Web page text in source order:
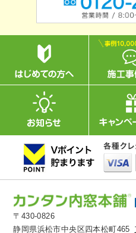
〒430-0826
静岡県浜松市中央区四本松町465